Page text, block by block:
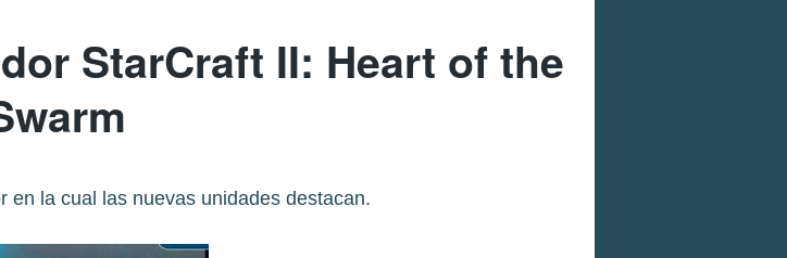
StarCraft II: Heart of the
en la cual las nuevas unidades destacan.